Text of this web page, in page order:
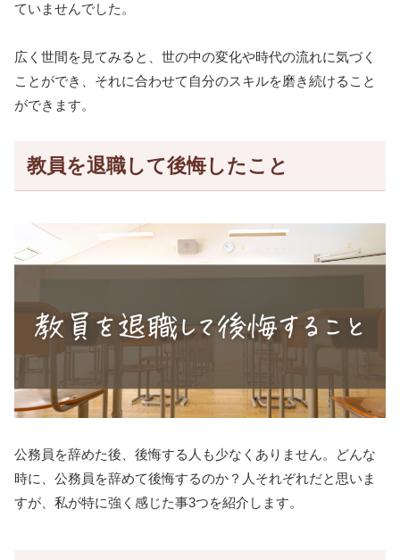
ていませんでした。
広く世間を見てみると、世の中の変化や時代の流れに気づく
ことができ、それに合わせて自分のスキルを磨き続けること
ができます。
教員を退職して後悔したこと
公務員を辞めた後、後悔する人も少なくありません。どんな
時に、公務員を辞めて後悔するのか？人それぞれだと思いま
すが、私が特に強く感じた事3つを紹介します。